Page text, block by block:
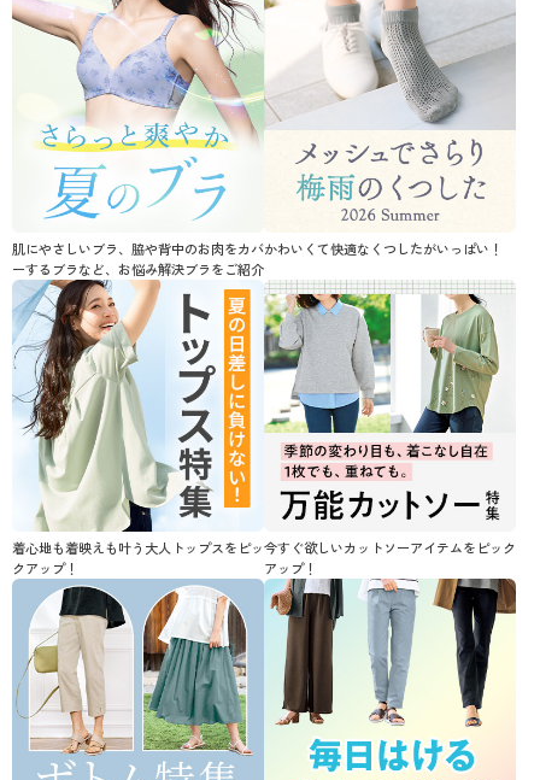
肌にやさしいブラ、脇や背中のお肉をカバ
ーするブラなど、お悩み解決ブラをご紹介
かわいくて快適なくつしたがいっぱい！
着心地も着映えも叶う大人トップスをピッ
クアップ！
今すぐ欲しいカットソーアイテムをピック
アップ！